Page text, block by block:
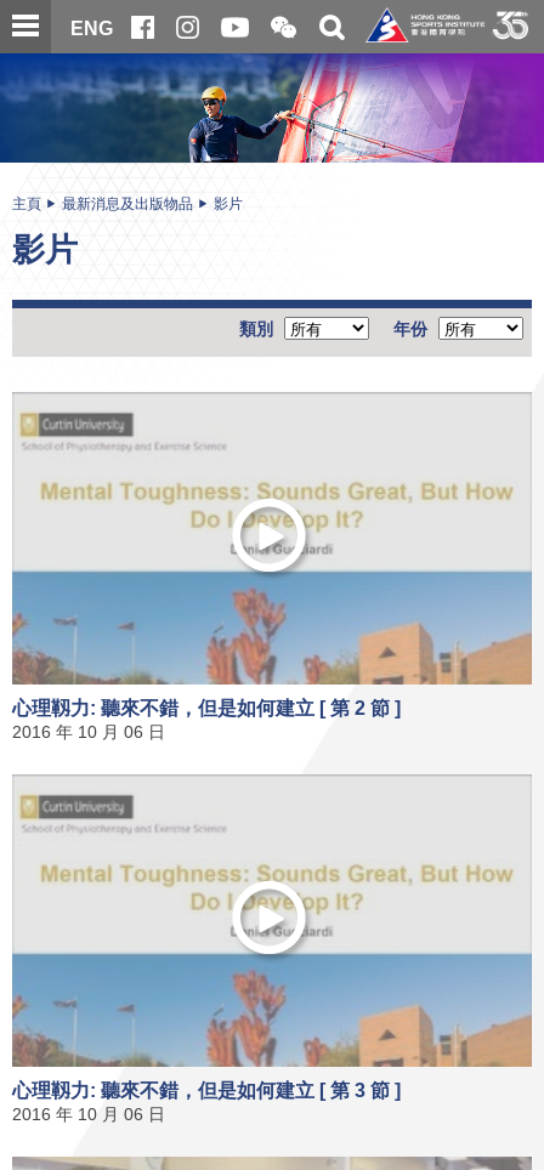
跳
至
內
ENG
開
合
微
信
二
維
碼
關
搜
尋
内
主頁 最新消息及出版物品 影片
影片
年份
類別
心理靱力: 聽來不錯，但是如何建立 [ 第 2 節 ]
2016 年 10 月 06 日
心理靱力: 聽來不錯，但是如何建立 [ 第 3 節 ]
2016 年 10 月 06 日